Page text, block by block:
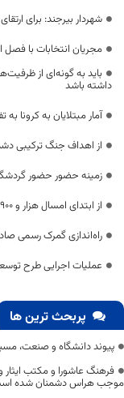
شهردار بیرجند: برای
مجریان انتخابات با فصل
باید به گونه‌ای از
داشته باشد
آمار مبتلایان به کرونا
از اهداف جنگ ترکیبی
زمینه حضور حضور
از ابتدای امسال هزار و ۹۰۰ سارق در خراسان جنوبی دستگیر شدند
راه‌اندازی گمرک رسمی
عملیات اجرایی طرح
پربحث ترین ها
پیوند دانشگاه و صنعت،
فرهنگ عاشورا و مکتب
موجب هراس دشمنان شده